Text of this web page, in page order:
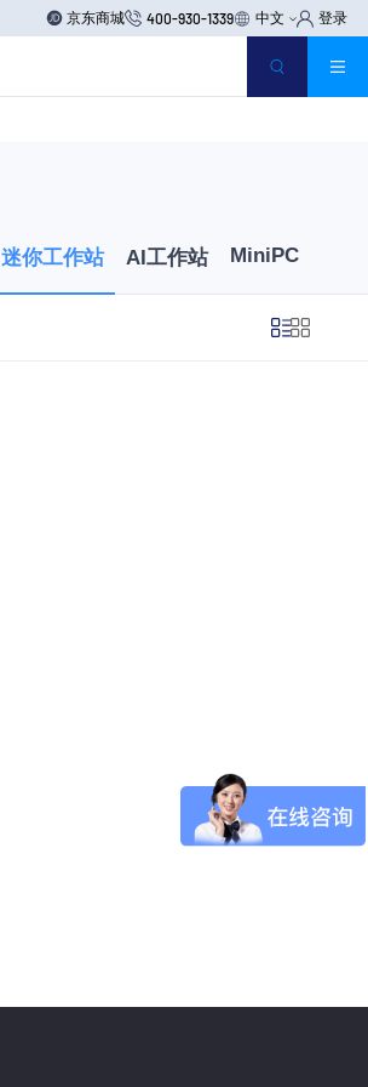
京东商城 400-930-1339 中文 登录
迷你工作站 AI工作站 MiniPC